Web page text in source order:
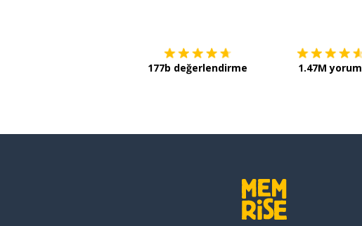
177b değerlendirme 1.47M yorum